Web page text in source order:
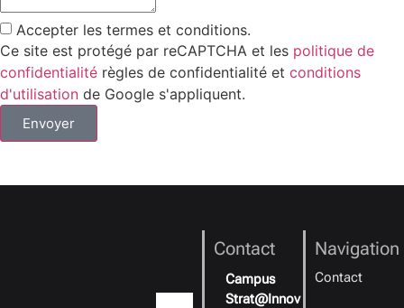
Accepter les termes et conditions.
Ce site est protégé par reCAPTCHA et les politique de
confidentialité règles de confidentialité et conditions
d'utilisation de Google s'appliquent.
Envoyer
Contact
Campus
Strat@Innov
Navigation
Contact